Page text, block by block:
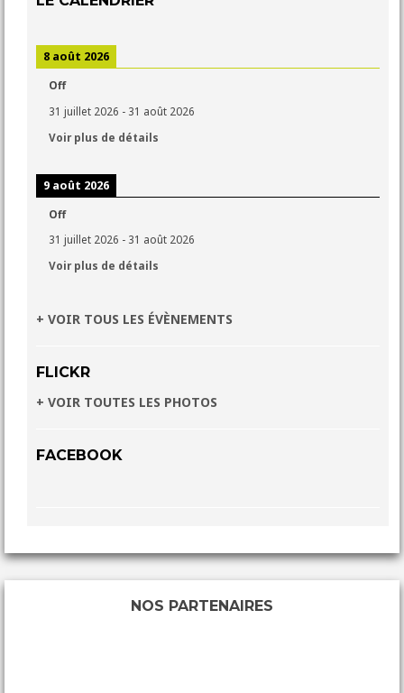
8 août 2026
Off
31 juillet 2026 - 31 août 2026
Voir plus de détails
9 août 2026
Off
31 juillet 2026 - 31 août 2026
Voir plus de détails
+ VOIR TOUS LES ÉVÈNEMENTS
FLICKR
+ VOIR TOUTES LES PHOTOS
FACEBOOK
NOS PARTENAIRES